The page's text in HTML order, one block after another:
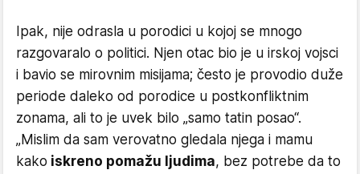
​Ipak, nije odrasla u porodici u kojoj se mnogo
razgovaralo o politici. Njen otac bio je u irskoj vojsci
i bavio se mirovnim misijama; često je provodio duže
periode daleko od porodice u postkonfliktnim
zonama, ali to je uvek bilo „samo tatin posao“.
„Mislim da sam verovatno gledala njega i mamu
kako iskreno pomažu ljudima, bez potrebe da to